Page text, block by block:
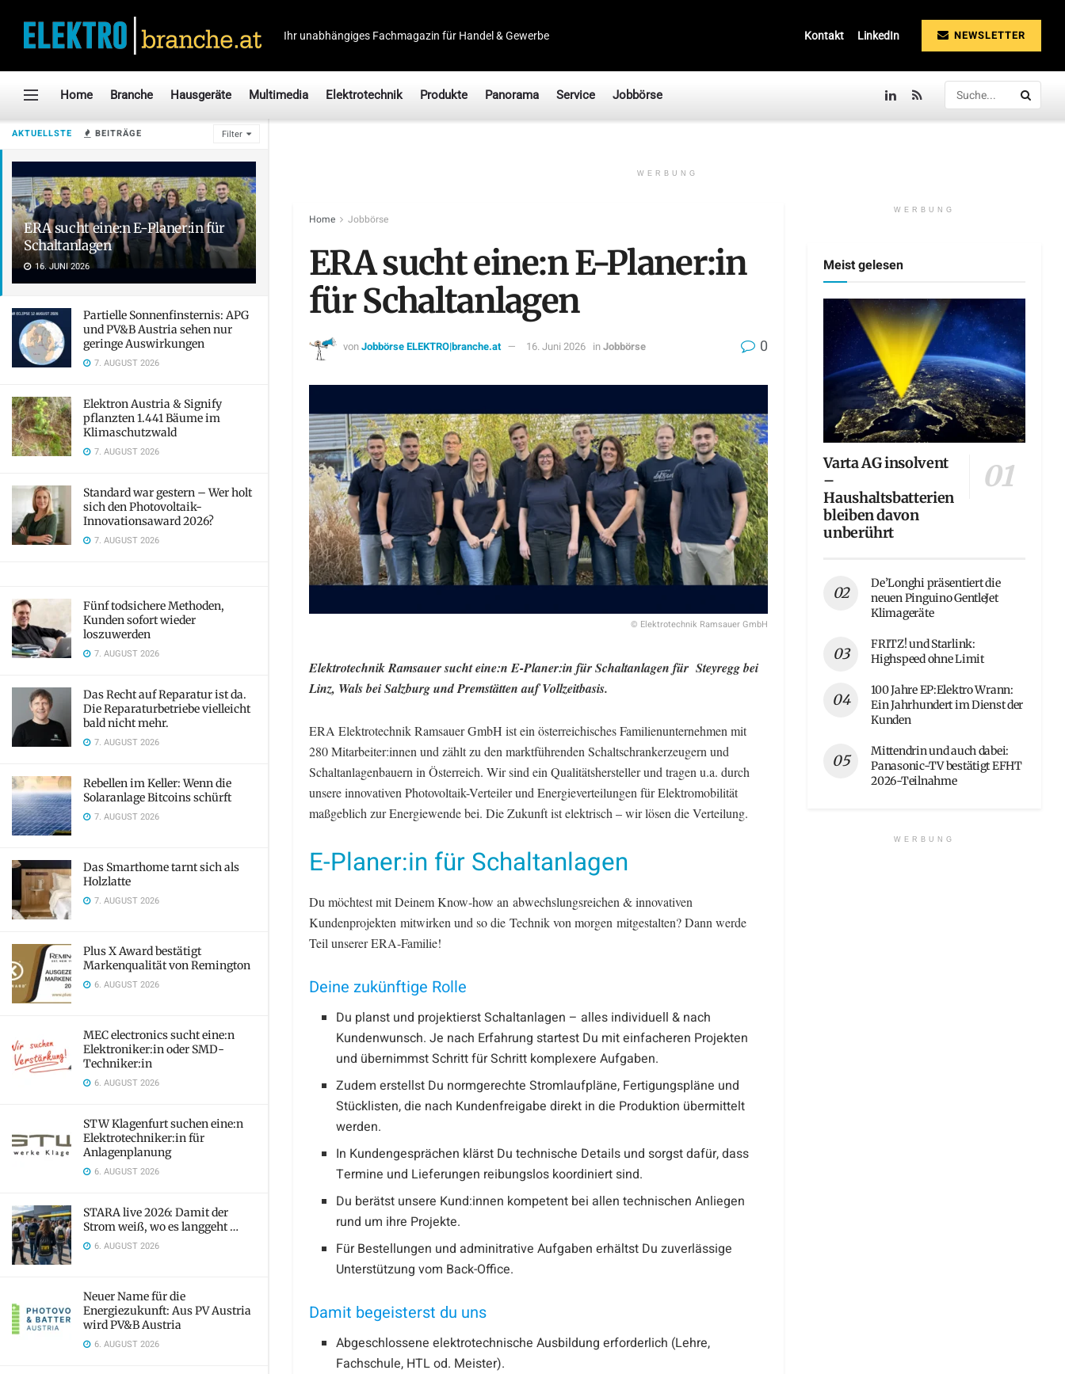
AKTUELLSTE BEITRÄGE Filter
ERA sucht eine:n E-Planer:in für
Schaltanlagen
16. JUNI 2026
Partielle Sonnenfinsternis: APG
und PV&B Austria sehen nur
geringe Auswirkungen
7. AUGUST 2026
Elektron Austria & Signify
pflanzten 1.441 Bäume im
Klimaschutzwald
7. AUGUST 2026
Standard war gestern – Wer holt
sich den Photovoltaik-
Innovationsaward 2026?
7. AUGUST 2026
Fünf todsichere Methoden,
Kunden sofort wieder
loszuwerden
7. AUGUST 2026
Das Recht auf Reparatur ist da.
Die Reparaturbetriebe vielleicht
bald nicht mehr.
7. AUGUST 2026
Rebellen im Keller: Wenn die
Solaranlage Bitcoins schürft
7. AUGUST 2026
Das Smarthome tarnt sich als
Holzlatte
7. AUGUST 2026
Plus X Award bestätigt
Markenqualität von Remington
6. AUGUST 2026
MEC electronics sucht eine:n
Elektroniker:in oder SMD-
Techniker:in
6. AUGUST 2026
STW Klagenfurt suchen eine:n
Elektrotechniker:in für
Anlagenplanung
6. AUGUST 2026
STARA live 2026: Damit der
Strom weiß, wo es langgeht …
6. AUGUST 2026
Neuer Name für die
Energiezukunft: Aus PV Austria
wird PV&B Austria
6. AUGUST 2026
Ihr unabhängiges Fachmagazin für Handel & Gewerbe Kontakt LinkedIn NEWSLETTER
Home Branche Hausgeräte Multimedia Elektrotechnik Produkte Panorama Service Jobbörse
WERBUNG
Home Jobbörse
ERA sucht eine:n E-Planer:in
für Schaltanlagen
vonJobbörse ELEKTRO|branche.at 16. Juni 2026 inJobbörse 0
© Elektrotechnik Ramsauer GmbH
Elektrotechnik Ramsauer sucht eine:n E-Planer:in für Schaltanlagen für Steyregg bei
Linz, Wals bei Salzburg und Premstätten auf Vollzeitbasis.
ERA Elektrotechnik Ramsauer GmbH ist ein österreichisches Familienunternehmen mit
280 Mitarbeiter:innen und zählt zu den marktführenden Schaltschrankerzeugern und
Schaltanlagenbauern in Österreich. Wir sind ein Qualitätshersteller und tragen u.a. durch
unsere innovativen Photovoltaik-Verteiler und Energieverteilungen für Elektromobilität
maßgeblich zur Energiewende bei. Die Zukunft ist elektrisch – wir lösen die Verteilung.
E-Planer:in für Schaltanlagen
Du möchtest mit Deinem Know-how an abwechslungsreichen & innovativen
Kundenprojekten mitwirken und so die Technik von morgen mitgestalten? Dann werde
Teil unserer ERA-Familie!
Deine zukünftige Rolle
Du planst und projektierst Schaltanlagen – alles individuell & nach
Kundenwunsch. Je nach Erfahrung startest Du mit einfacheren Projekten
und übernimmst Schritt für Schritt komplexere Aufgaben.
Zudem erstellst Du normgerechte Stromlaufpläne, Fertigungspläne und
Stücklisten, die nach Kundenfreigabe direkt in die Produktion übermittelt
werden.
In Kundengesprächen klärst Du technische Details und sorgst dafür, dass
Termine und Lieferungen reibungslos koordiniert sind.
Du berätst unsere Kund:innen kompetent bei allen technischen Anliegen
rund um ihre Projekte.
Für Bestellungen und adminitrative Aufgaben erhältst Du zuverlässige
Unterstützung vom Back-Office.
Damit begeisterst du uns
Abgeschlossene elektrotechnische Ausbildung erforderlich (Lehre,
Fachschule, HTL od. Meister).
WERBUNG
Meist gelesen
Varta AG insolvent
–
Haushaltsbatterien
bleiben davon
unberührt
De’Longhi präsentiert die
neuen Pinguino GentleJet
Klimageräte
FRITZ! und Starlink:
Highspeed ohne Limit
100 Jahre EP:Elektro Wrann:
Ein Jahrhundert im Dienst der
Kunden
Mittendrin und auch dabei:
Panasonic-TV bestätigt EFHT
2026-Teilnahme
WERBUNG